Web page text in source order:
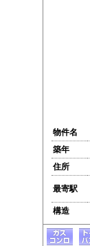
物件名
築年
住所
最寄駅
構造